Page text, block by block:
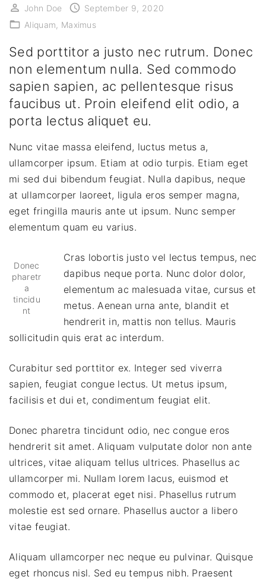
John Doe
September 9, 2020
Aliquam
Maximus
Sed porttitor a justo nec rutrum. Donec
non elementum nulla. Sed commodo
sapien sapien, ac pellentesque risus
faucibus ut. Proin eleifend elit odio, a
porta lectus aliquet eu.
Nunc vitae massa eleifend, luctus metus a,
ullamcorper ipsum. Etiam at odio turpis. Etiam eget
mi sed dui bibendum feugiat. Nulla dapibus, neque
at ullamcorper laoreet, ligula eros semper magna,
eget fringilla mauris ante ut ipsum. Nunc semper
elementum quam eu varius.
Donec
pharetr
a
tincidu
nt
Cras lobortis justo vel lectus tempus, nec
dapibus neque porta. Nunc dolor dolor,
elementum ac malesuada vitae, cursus et
metus. Aenean urna ante, blandit et
hendrerit in, mattis non tellus. Mauris
sollicitudin quis erat ac interdum.
Curabitur sed porttitor ex. Integer sed viverra
sapien, feugiat congue lectus. Ut metus ipsum,
facilisis et dui et, condimentum feugiat elit.
Donec pharetra tincidunt odio, nec congue eros
hendrerit sit amet. Aliquam vulputate dolor non ante
ultrices, vitae aliquam tellus ultrices. Phasellus ac
ullamcorper mi. Nullam lorem lacus, euismod et
commodo et, placerat eget nisi. Phasellus rutrum
molestie est sed ornare. Phasellus auctor a libero
vitae feugiat.
Aliquam ullamcorper nec neque eu pulvinar. Quisque
eget rhoncus nisl. Sed eu tempus nibh. Praesent